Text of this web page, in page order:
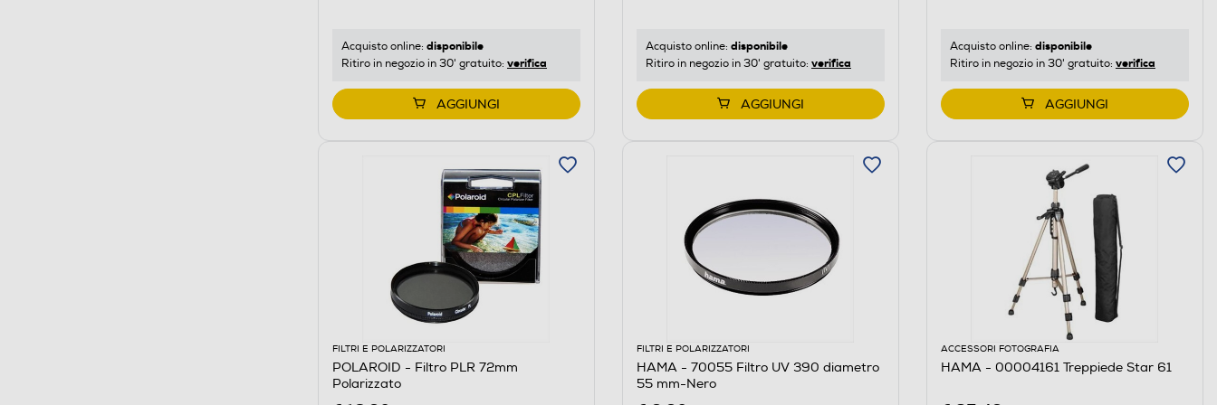
Acquisto online: disponibile
Ritiro in negozio in 30' gratuito: verifica
AGGIUNGI
Acquisto online: disponibile
Ritiro in negozio in 30' gratuito: verifica
AGGIUNGI
Acquisto online: disponibile
Ritiro in negozio in 30' gratuito: verifica
AGGIUNGI
FILTRI E POLARIZZATORI
POLAROID - Filtro PLR 72mm
Polarizzato
FILTRI E POLARIZZATORI
HAMA - 70055 Filtro UV 390 diametro
55 mm-Nero
ACCESSORI FOTOGRAFIA
HAMA - 00004161 Treppiede Star 61